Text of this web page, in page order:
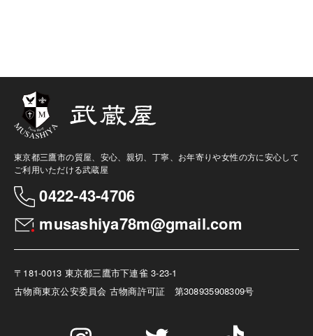
東京都三鷹市の質屋、安心、親切、丁寧、お年寄りや女性の方に安心して
ご利用いただける武蔵屋
0422-43-4706
musashiya78m@gmail.com
〒181-0013 東京都三鷹市下連雀 3-23-1
古物商東京公安委員会 古物商許可証 第308935908309号